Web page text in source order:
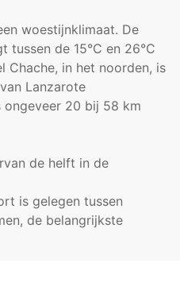
woestijnklimaat. De
tussen de 15°C en 26°C
Chache, in het noorden, is
Lanzarote
ongeveer 20 bij 58 km
de helft in de
is gelegen tussen
de belangrijkste